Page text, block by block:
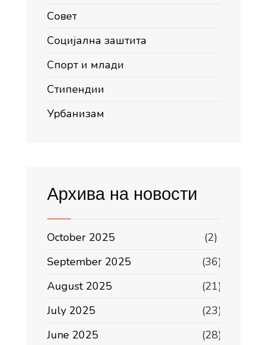
Совет
Социјална заштита
Спорт и млади
Стипендии
Урбанизам
Архива на новости
October 2025
(2)
September 2025
(36)
August 2025
(21)
July 2025
(23)
June 2025
(28)